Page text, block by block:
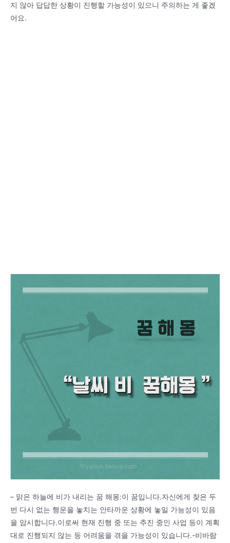
지 않아 답답한 상황이 진행할 가능성이 있으니 주의하는 게 좋겠
어요.
– 맑은 하늘에 비가 내리는 꿈 해몽:이 꿈입니다.자신에게 찾은 두
번 다시 없는 행운을 놓치는 안타까운 상황에 놓일 가능성이 있음
을 암시합니다.이로써 현재 진행 중 또는 추진 중인 사업 등이 계획
대로 진행되지 않는 등 어려움을 겪을 가능성이 있습니다.-비바람